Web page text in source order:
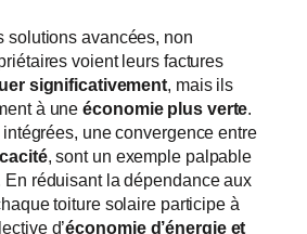
solutions avancées, non
voient leurs factures
significativement, mais ils
à uneéconomie plus verte.
une convergence entre
, sont un exemple palpable
En réduisant la dépendance aux
toiture solaire participe à
d’économie d’énergie et